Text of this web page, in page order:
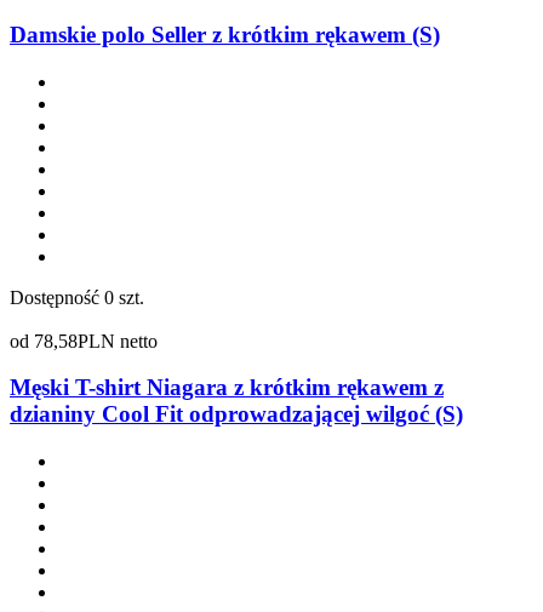
Damskie polo Seller z krótkim rękawem (S)
Dostępność 0 szt.
od 78,58PLN netto
Męski T-shirt Niagara z krótkim rękawem z
dzianiny Cool Fit odprowadzającej wilgoć (S)